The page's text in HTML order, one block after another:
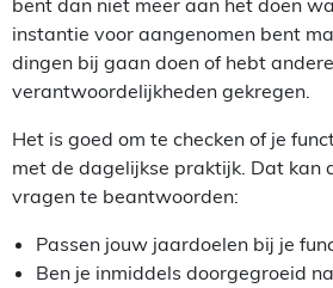
bent dan niet meer aan het doen
instantie voor aangenomen bent
dingen bij gaan doen of hebt andere
verantwoordelijkheden gekregen.
Het is goed om te checken of je
met de dagelijkse praktijk. Dat kan
vragen te beantwoorden:
Passen jouw jaardoelen bij je
Ben je inmiddels doorgegroeid